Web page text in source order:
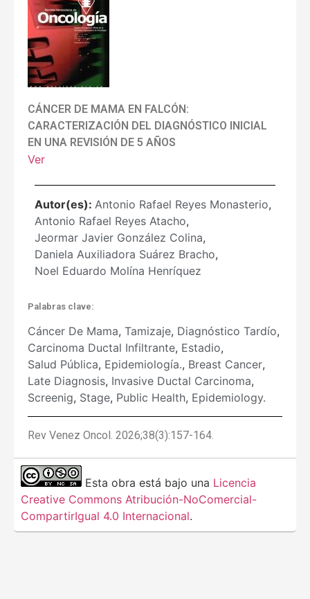
CÁNCER DE MAMA EN FALCÓN:
CARACTERIZACIÓN DEL DIAGNÓSTICO INICIAL
EN UNA REVISIÓN DE 5 AÑOS
Ver
Autor(es): Antonio Rafael Reyes Monasterio,
Antonio Rafael Reyes Atacho,
Jeormar Javier González Colina,
Daniela Auxiliadora Suárez Bracho,
Noel Eduardo Molína Henríquez
Palabras clave:
Cáncer De Mama, Tamizaje, Diagnóstico Tardío,
Carcinoma Ductal Infiltrante, Estadio,
Salud Pública, Epidemiología., Breast Cancer,
Late Diagnosis, Invasive Ductal Carcinoma,
Screenig, Stage, Public Health, Epidemiology.
Rev Venez Oncol. 2026;38(3):157-164.
Esta obra está bajo una Licencia
Creative Commons Atribución-NoComercial-
CompartirIgual 4.0 Internacional.